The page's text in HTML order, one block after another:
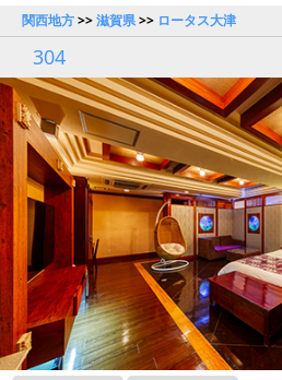
関西地方>>滋賀県>> ロータス大津
304